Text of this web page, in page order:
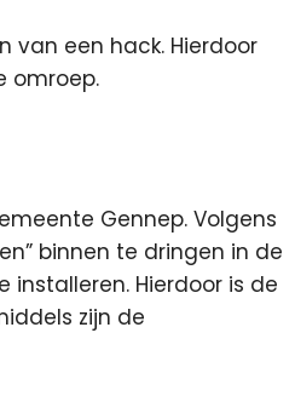
van een hack. Hierdoor
omroep.
Gennep. Volgens
binnen te dringen in de
installeren. Hierdoor is de
zijn de